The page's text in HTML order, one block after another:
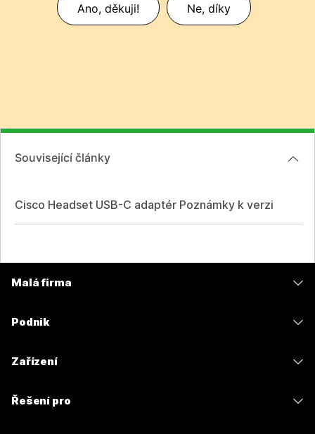
Ano, děkuji! Ne, díky
Související články
Cisco Headset USB-C adaptér Poznámky k verzi
Malá firma
Podnik
Zařízení
Řešení pro